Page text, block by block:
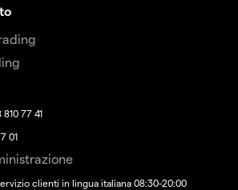
77 41
01
clienti in lingua italiana 08:30-20:00